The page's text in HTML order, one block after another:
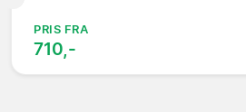
PRIS FRA
710,-